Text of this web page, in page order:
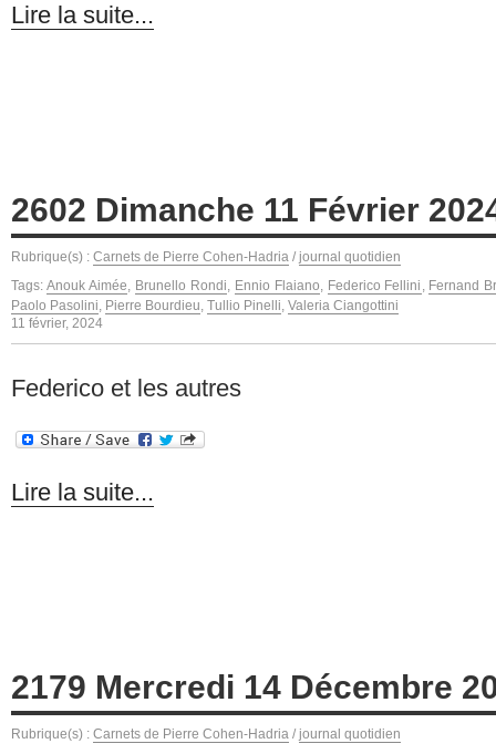
Lire la suite...
2602 Dimanche 11 Février
Rubrique(s) : Carnets de Pierre Cohen-Hadria / journal quotidien
Tags: Anouk Aimée, Brunello Rondi, Ennio Flaiano, Federico Fellini , Fernand
Paolo Pasolini, Pierre Bourdieu, Tullio Pinelli, Valeria Ciangottini
11 février, 2024
Federico et les autres
Lire la suite...
2179 Mercredi 14 Décembre
Rubrique(s) : Carnets de Pierre Cohen-Hadria / journal quotidien